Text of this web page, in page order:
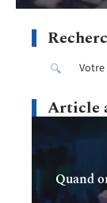
Article
Quand